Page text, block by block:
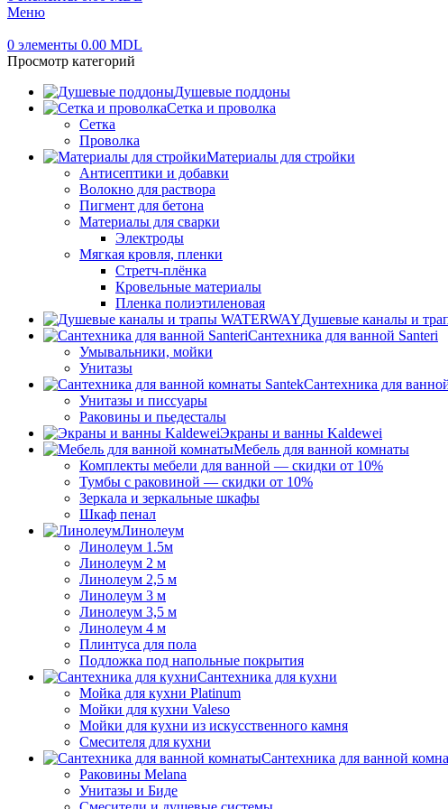
Меню
0 элементы 0.00 MDL
Просмотр категорий
Душевые поддоны
Сетка и проволка
Сетка
Проволка
Материалы для стройки
Антисептики и добавки
Волокно для раствора
Пигмент для бетона
Материалы для сварки
Электроды
Мягкая кровля, пленки
Стретч-плёнка
Кровельные материалы
Пленка полиэтиленовая
Душевые каналы и
Сантехника для ванной Santeri
Умывальники, мойки
Унитазы
Сантехника для
Унитазы и писсуары
Раковины и пьедесталы
Экраны и ванны Kaldewei
Мебель для ванной комнаты
Комплекты мебели для ванной — скидки от 10%
Тумбы с раковиной — скидки от 10%
Зеркала и зеркальные шкафы
Шкаф пенал
Линолеум
Линолеум 1.5м
Линолеум 2 м
Линолеум 2,5 м
Линолеум 3 м
Линолеум 3,5 м
Линолеум 4 м
Плинтуса для пола
Подложка под напольные покрытия
Сантехника для кухни
Мойка для кухни Platinum
Мойки для кухни Valeso
Мойки для кухни из искусственного камня
Смесителя для кухни
Сантехника для ванной
Раковины Melana
Унитазы и Биде